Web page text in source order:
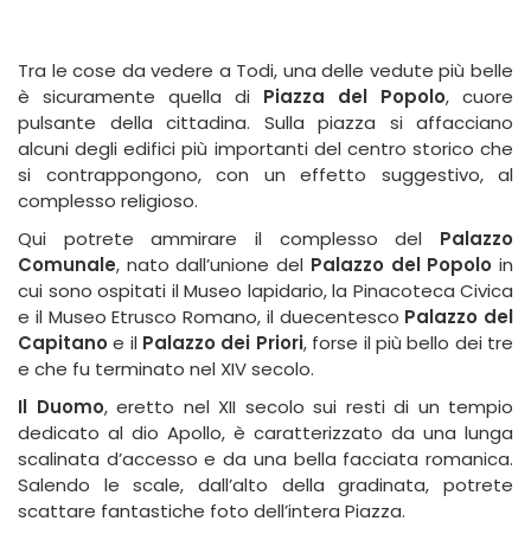
Tra le cose da vedere a Todi, una delle vedute più belle
è sicuramente quella di Piazza del Popolo, cuore
pulsante della cittadina. Sulla piazza si affacciano
alcuni degli edifici più importanti del centro storico che
si contrappongono, con un effetto suggestivo, al
complesso religioso.
Qui potrete ammirare il complesso del Palazzo
Comunale, nato dall’unione del Palazzo del Popolo in
cui sono ospitati il Museo lapidario, la Pinacoteca Civica
e il Museo Etrusco Romano, il duecentesco Palazzo del
Capitanoe il Palazzo dei Priori, forse il più bello dei tre
e che fu terminato nel XIV secolo.
Il Duomo, eretto nel XII secolo sui resti di un tempio
dedicato al dio Apollo, è caratterizzato da una lunga
scalinata d’accesso e da una bella facciata romanica.
Salendo le scale, dall’alto della gradinata, potrete
scattare fantastiche foto dell’intera Piazza.